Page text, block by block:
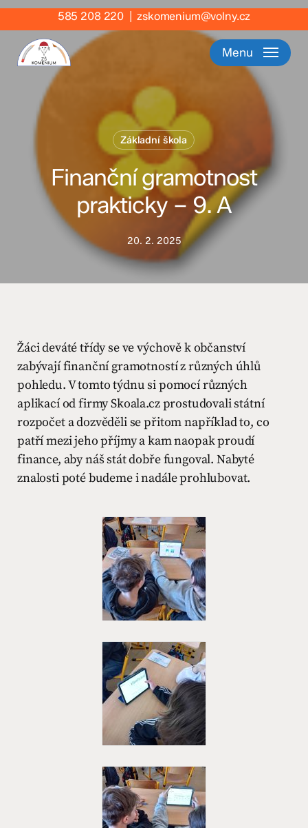
Skip
content
585 208 220 |zskomenium@volny.cz
Menu
Základní škola
Finanční gramotnost
prakticky – 9. A
20. 2. 2025
Žáci deváté třídy se ve výchově k občanství
zabývají finanční gramotností z různých úhlů
pohledu. V tomto týdnu si pomocí různých
aplikací od firmy Skoala.cz prostudovali státní
rozpočet a dozvěděli se přitom například to, co
patří mezi jeho příjmy a kam naopak proudí
finance, aby náš stát dobře fungoval. Nabyté
znalosti poté budeme i nadále prohlubovat.